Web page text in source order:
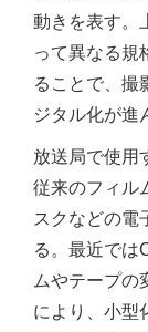
動きを表す。
って異なる規
ることで、撮
ジタル化が進
放送局で使用
従来のフィル
スクなどの電
る。最近では
ムやテープの
により、小型